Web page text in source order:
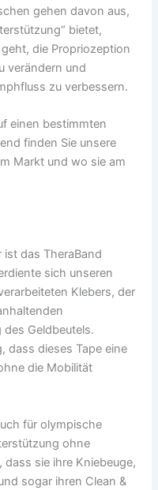
gehen davon aus,
bietet,
die Propriozeption
verändern und
zu verbessern.
einen bestimmten
finden Sie unsere
Markt und wo sie am
ist das TheraBand
sich unseren
Klebers, der
Geldbeutels.
dass dieses Tape eine
die Mobilität
für olympische
ohne
sie ihre Kniebeuge,
sogar ihren Clean &